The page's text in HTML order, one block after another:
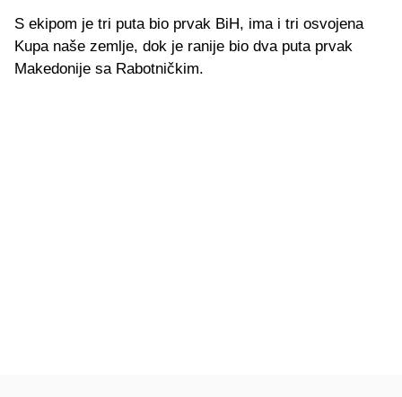
S ekipom je tri puta bio prvak BiH, ima i tri osvojena
Kupa naše zemlje, dok je ranije bio dva puta prvak
Makedonije sa Rabotničkim.